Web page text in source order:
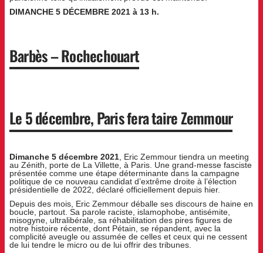
DIMANCHE 5 DÉCEMBRE 2021 à 13 h.
Barbès – Rochechouart
Le 5 décembre, Paris fera taire Zemmour
Dimanche 5 décembre 2021 , Eric Zemmour tiendra un meeting
au Zénith, porte de La Villette, à Paris. Une grand-messe fasciste
présentée comme une étape déterminante dans la campagne
politique de ce nouveau candidat d’extrême droite à l’élection
présidentielle de 2022, déclaré officiellement depuis hier.
Depuis des mois, Eric Zemmour déballe ses discours de haine en
boucle, partout. Sa parole raciste, islamophobe, antisémite,
misogyne, ultralibérale, sa réhabilitation des pires figures de
notre histoire récente, dont Pétain, se répandent, avec la
complicité aveugle ou assumée de celles et ceux qui ne cessent
de lui tendre le micro ou de lui offrir des tribunes.